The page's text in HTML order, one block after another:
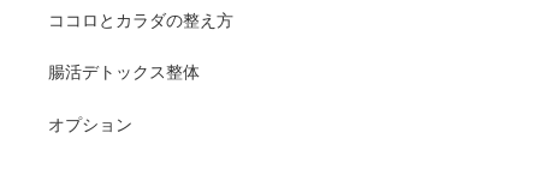
ココロとカラダの整え方
腸活デトックス整体
オプション